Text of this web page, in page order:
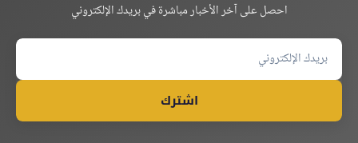
احصل على آخر الأخبار مباشرة في بريدك الإلكتروني
اشترك